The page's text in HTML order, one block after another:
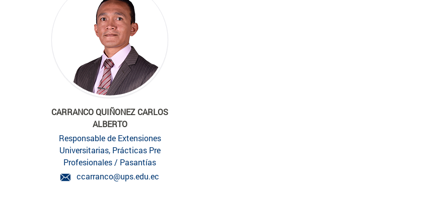
CARRANCO QUIÑONEZ CARLOS
ALBERTO
Responsable de Extensiones
Universitarias, Prácticas Pre
Profesionales / Pasantías
ccarranco@ups.edu.ec